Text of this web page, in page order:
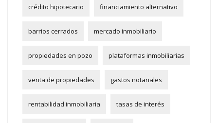
crédito hipotecario financiamiento alternativo
barrios cerrados mercado inmobiliario
propiedades en pozo plataformas inmobiliarias
venta de propiedades gastos notariales
rentabilidad inmobiliaria tasas de interés